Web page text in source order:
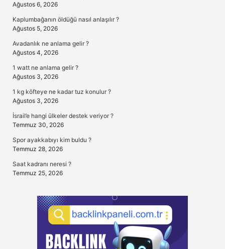
Ağustos 6, 2026
Kaplumbağanın öldüğü nasıl anlaşılır ?
Ağustos 5, 2026
Avadanlık ne anlama gelir ?
Ağustos 4, 2026
1 watt ne anlama gelir ?
Ağustos 3, 2026
1 kg köfteye ne kadar tuz konulur ?
Ağustos 3, 2026
İsrail’e hangi ülkeler destek veriyor ?
Temmuz 30, 2026
Spor ayakkabıyı kim buldu ?
Temmuz 28, 2026
Saat kadranı neresi ?
Temmuz 25, 2026